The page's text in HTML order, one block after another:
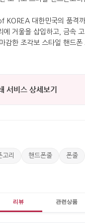
게 상태를 확인하는 용도
하며, 조각보의 '조각을 이
가 담겨 있어 선물로서의
서비스 상세보기
고리 핸드폰줄 폰줄
리뷰 관련상품